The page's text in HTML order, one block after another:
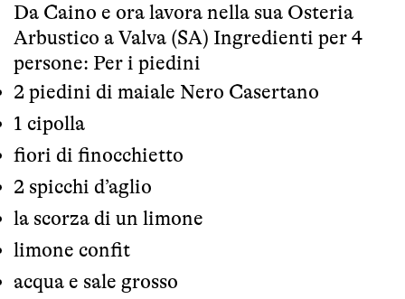
Da Caino e ora lavora nella sua Osteria
Arbustico a Valva (SA) Ingredienti per 4
persone: Per i piedini
2 piedini di maiale Nero Casertano
1 cipolla
fiori di finocchietto
2 spicchi d’aglio
la scorza di un limone
limone confit
acqua e sale grosso